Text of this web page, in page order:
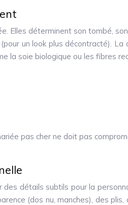
Elles déterminent son tombé,
un look plus décontracté).
la soie biologique ou les fibres
pas cher ne doit pas
détails subtils pour la
(dos nu, manches), des